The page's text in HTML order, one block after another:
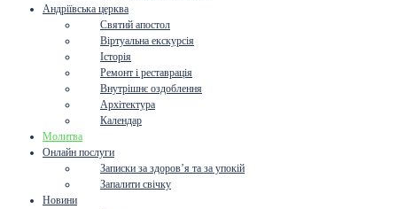
Андріївська церква
Святий апостол
Віртуальна екскурсія
Історія
Ремонт і реставрація
Внутрішнє оздоблення
Архітектура
Календар
Молитва
Онлайн послуги
Записки за здоров’я та за упокій
Запалити свічку
Новини